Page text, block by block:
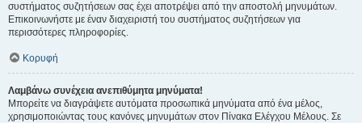
συστήματος συζητήσεων σας έχει αποτρέψει από την αποστολή μηνυμάτων.
Επικοινωνήστε με έναν διαχειριστή του συστήματος συζητήσεων για
περισσότερες πληροφορίες.
Κορυφή
Λαμβάνω συνέχεια ανεπιθύμητα μηνύματα!
Μπορείτε να διαγράψετε αυτόματα προσωπικά μηνύματα από ένα μέλος,
χρησιμοποιώντας τους κανόνες μηνυμάτων στον Πίνακα Ελέγχου Μέλους. Σε